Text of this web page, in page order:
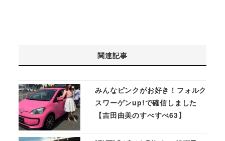
関連記事
みんなピンクがお好き！フォルク
スワーゲンup!で確信しました
【吉田由美のすべすべ63】